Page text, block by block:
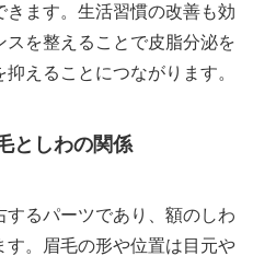
ます。生活習慣の改善も効
を整えることで皮脂分泌を
えることにつながります。
としわの関係
るパーツであり、額のしわ
す。眉毛の形や位置は目元や